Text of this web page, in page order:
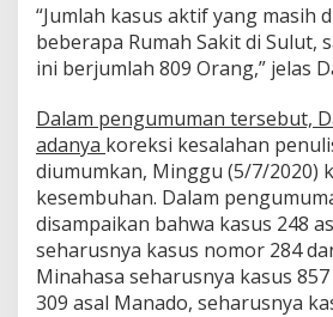
“Jumlah kasus aktif yang masih
beberapa Rumah Sakit di Sulut,
ini berjumlah 809 Orang,” jelas
Dalam pengumuman tersebut,
adanya koreksi kesalahan
diumumkan, Minggu (5/7/2020)
kesembuhan. Dalam
disampaikan bahwa kasus 248
seharusnya kasus nomor 284
Minahasa seharusnya kasus
309 asal Manado, seharusnya